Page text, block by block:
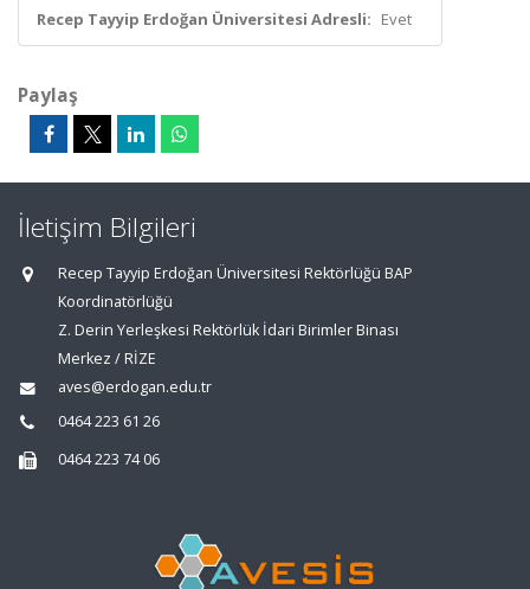
Recep Tayyip Erdoğan Üniversitesi Adresli: Evet
Paylaş
İletişim Bilgileri
Recep Tayyip Erdoğan Üniversitesi Rektörlüğü BAP
Koordinatörlüğü
Z. Derin Yerleşkesi Rektörlük İdari Birimler Binası
Merkez / RİZE
aves@erdogan.edu.tr
0464 223 61 26
0464 223 74 06